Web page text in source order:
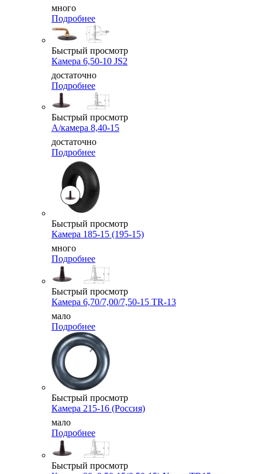
много
Подробнее
Быстрый просмотр
Камера 6,50-10 JS2
достаточно
Подробнее
Быстрый просмотр
А/камера 8,40-15
достаточно
Подробнее
Быстрый просмотр
Камера 185-15 (195-15)
много
Подробнее
Быстрый просмотр
Камера 6,70/7,00/7,50-15 TR-13
мало
Подробнее
Быстрый просмотр
Камера 215-16 (Россия)
мало
Подробнее
Быстрый просмотр